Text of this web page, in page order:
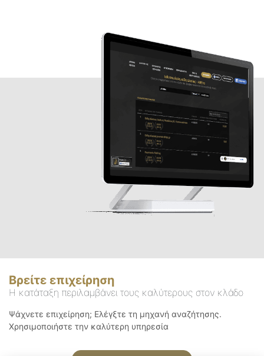
Βρείτε επιχείρηση
Η κατάταξη περιλαμβάνει τους καλύτερους στον κλάδο
Ψάχνετε επιχείρηση; Ελέγξτε τη μηχανή αναζήτησης.
Χρησιμοποιήστε την καλύτερη υπηρεσία